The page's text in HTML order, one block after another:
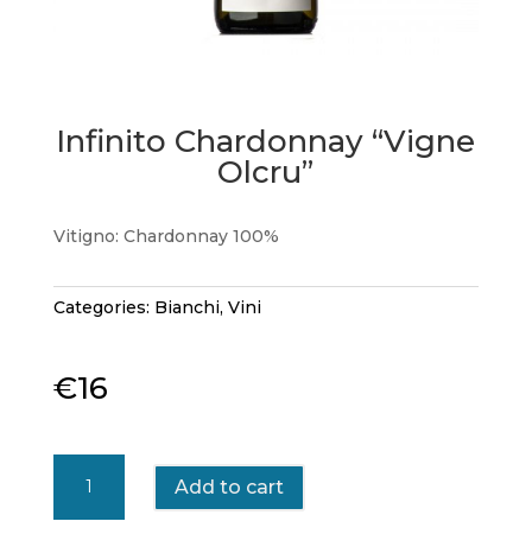
Infinito Chardonnay “Vigne
Olcru”
Vitigno: Chardonnay 100%
Categories: Bianchi, Vini
€16
Chardonnay
“Vigne
Add to cart